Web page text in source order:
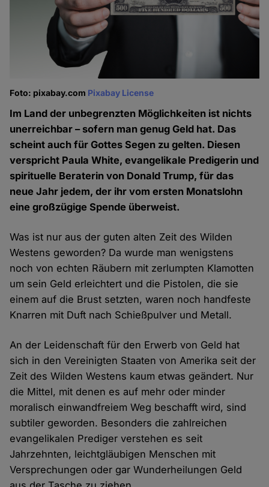
Foto: pixabay.com Pixabay License
Im Land der unbegrenzten Möglichkeiten ist nichts
unerreichbar – sofern man genug Geld hat. Das
scheint auch für Gottes Segen zu gelten. Diesen
verspricht Paula White, evangelikale Predigerin und
spirituelle Beraterin von Donald Trump, für das
neue Jahr jedem, der ihr vom ersten Monatslohn
eine großzügige Spende überweist.
Was ist nur aus der guten alten Zeit des Wilden
Westens geworden? Da wurde man wenigstens
noch von echten Räubern mit zerlumpten Klamotten
um sein Geld erleichtert und die Pistolen, die sie
einem auf die Brust setzten, waren noch handfeste
Knarren mit Duft nach Schießpulver und Metall.
An der Leidenschaft für den Erwerb von Geld hat
sich in den Vereinigten Staaten von Amerika seit der
Zeit des Wilden Westens kaum etwas geändert. Nur
die Mittel, mit denen es auf mehr oder minder
moralisch einwandfreiem Weg beschafft wird, sind
subtiler geworden. Besonders die zahlreichen
evangelikalen Prediger verstehen es seit
Jahrzehnten, leichtgläubigen Menschen mit
Versprechungen oder gar Wunderheilungen Geld